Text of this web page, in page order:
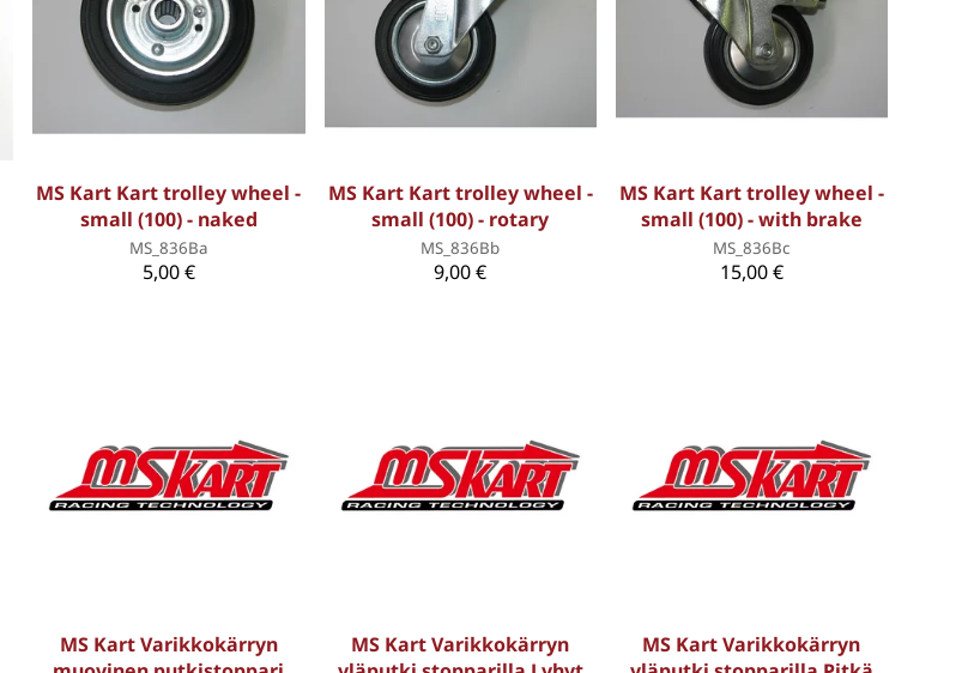
MS Kart Kart trolley wheel -
small (100) - naked
MS_836Ba
5,00 €
MS Kart Kart trolley wheel -
small (100) - rotary
MS_836Bb
9,00 €
MS Kart Kart trolley wheel -
small (100) - with brake
MS_836Bc
15,00 €
MS Kart Varikkokärryn
MS Kart Varikkokärryn
MS Kart Varikkokärryn